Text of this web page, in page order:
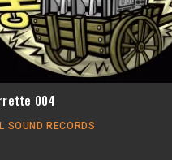
004
SOUND RECORDS